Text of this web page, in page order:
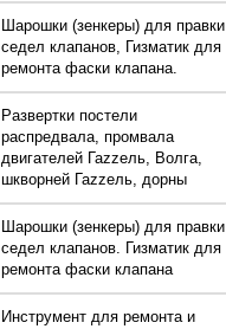
Шарошки (зенкеры) для правки
седел клапанов, Гизматик для
ремонта фаски клапана.
Развертки постели
распредвала, промвала
двигателей Гаzzель, Волга,
шкворней Гаzzель, дорны
Шарошки (зенкеры) для правки
седел клапанов. Гизматик для
ремонта фаски клапана
Инструмент для ремонта и